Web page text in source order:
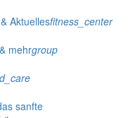
Aktuellesfitness_center
mehrgroup
sanfte